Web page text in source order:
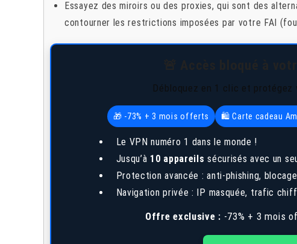
Essayez des miroirs ou des proxies, qui sont des
contourner les restrictions imposées par votre FAI
Débloquez en 1 clic et protégez
🎁 -73% + 3 mois offerts 🛍️ Carte cadeau
Le VPN numéro 1 dans le monde !
Jusqu’à 10 appareils sécurisés avec un
Protection avancée : anti-phishing,
Navigation privée : IP masquée, trafic
Offre exclusive : -73% + 3 mois